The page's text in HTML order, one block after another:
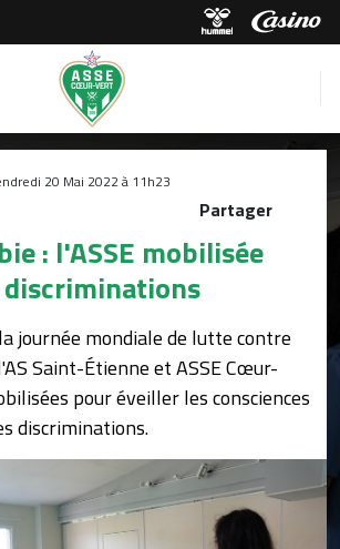
20 Mai 2022 à 11h23
Partager
: l'ASSE mobilisée
journée mondiale de lutte contre
Saint-Étienne et ASSE Cœur-
pour éveiller les consciences
discriminations.